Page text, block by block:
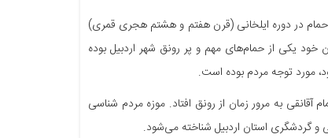
حمام در دوره ایلخانی (قرن هفتم و هشتم هجری قمری)
خود یکی از حمام‌های مهم و پر رونق شهر اردبیل بوده
مورد توجه مردم بوده است.
به مرور زمان از رونق افتاد. موزه مردم شناسی